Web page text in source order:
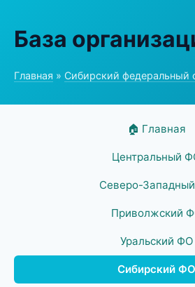
База
Главная » Сибирский федеральный
🏠 Главная
Центральный
Северо-
Приволжский
Уральский ФО
Сибирский ФО